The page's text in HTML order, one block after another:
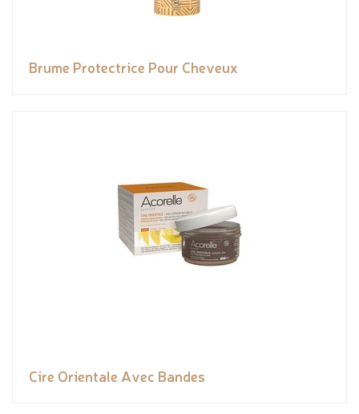
Brume Protectrice Pour Cheveux
Cire Orientale Avec Bandes